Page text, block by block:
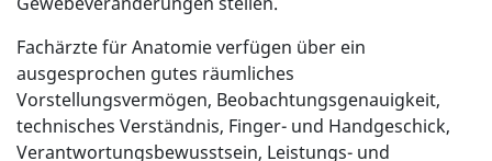
Fachärzte für Anatomie verfügen über ein
ausgesprochen gutes räumliches
Vorstellungsvermögen, Beobachtungsgenauigkeit,
technisches Verständnis, Finger- und Handgeschick,
Verantwortungsbewusstsein, Leistungs- und